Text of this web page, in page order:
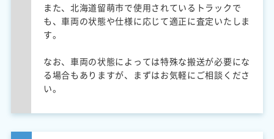
また、北海道留萌市で使用されているトラックで
も、車両の状態や仕様に応じて適正に査定いたしま
す。
なお、車両の状態によっては特殊な搬送が必要にな
る場合もありますが、まずはお気軽にご相談くださ
い。